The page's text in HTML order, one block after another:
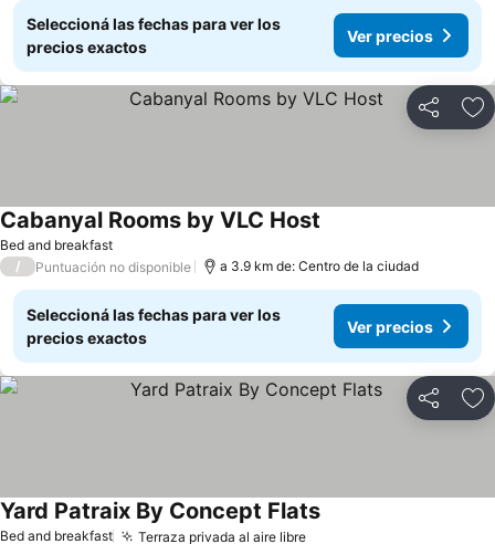
Seleccioná las fechas para ver los
precios exactos
Ver precios
Compartir
Bed and breakfast
Cabanyal Rooms by VLC Host
/ Puntuación no disponible a 3.9 km de: Centro de la ciudad
Seleccioná las fechas para ver los
precios exactos
Ver precios
Compartir
Bed and breakfast Terraza privada al aire libreVer precios
Yard Patraix By Concept FlatsVer precios